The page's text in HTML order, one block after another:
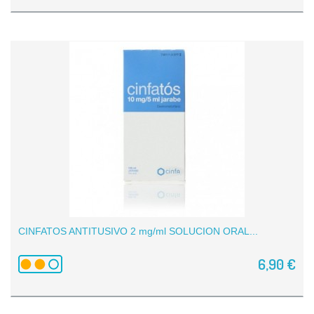
CINFATOS ANTITUSIVO 2 mg/ml SOLUCION ORAL...
6,90 €